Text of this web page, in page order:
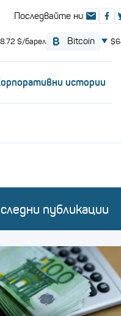
истории
публикации